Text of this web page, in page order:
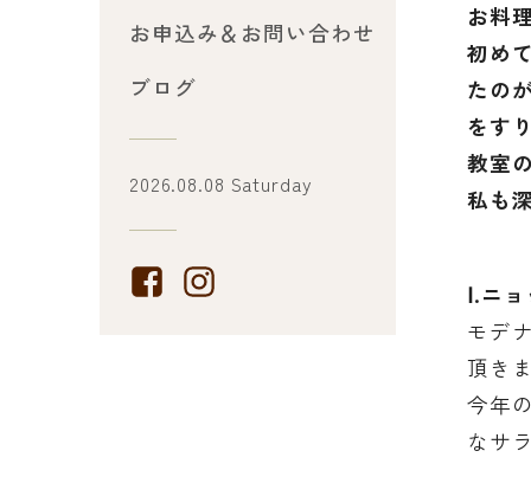
お申込み＆お問い合わせ
ブログ
2026.08.08 Saturday
お料
初め
たの
をす
教室
私も
Ⅰ.ニ
モデ
頂き
今年
なサ